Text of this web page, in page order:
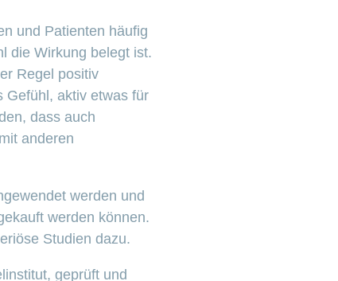
und Patienten häufig
die Wirkung belegt ist.
Regel positiv
Gefühl, aktiv etwas für
dass auch
anderen
werden und
werden können.
Studien dazu.
geprüft und